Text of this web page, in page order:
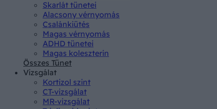
Skarlát tünetei
Alacsony vérnyomás
Csalánkiütés
Magas vérnyomás
ADHD tünetei
Magas koleszterin
Összes Tünet
Vizsgálat
Kortizol szint
CT-vizsgálat
MR-vizsgálat